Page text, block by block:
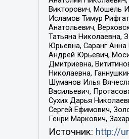
Викторович, Мошель
Исламов Тимур
Анатольевич,
Татьяна Николаевна,
Юрьевна, Саранг
Андрей Юрьевич,
Дмитриевна,
Николаевна,
Шуманов Илья
Васильевич,
Сухих Дарья
Сергей Ефимович,
Генри Маркович,
Источник: http://